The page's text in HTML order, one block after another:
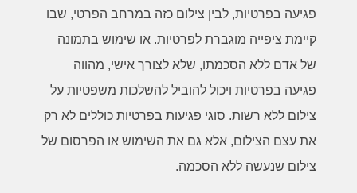
פגיעה בפרטיות, לבין צילום כזה במרחב הפרטי, שבו
קיימת ציפייה מוגברת לפרטיות. או שימוש בתמונה
של אדם ללא הסכמתו, שלא לצורך אישי, מהווה
פגיעה בפרטיות ויכול להוביל להשלכות משפטיות על
צילום ללא רשות. סוגי פגיעות בפרטיות כוללים לא רק
את עצם הצילום, אלא גם את השימוש או הפרסום של
צילום שנעשה ללא הסכמה.